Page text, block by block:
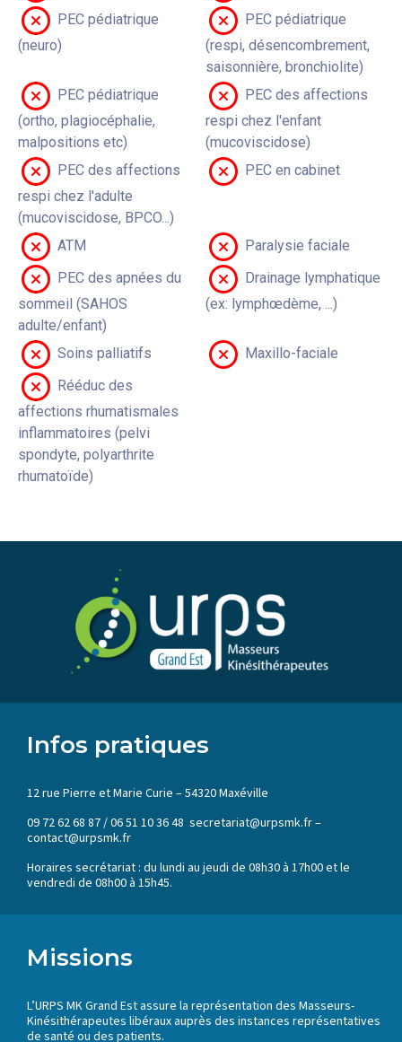
PEC pédiatrique
(neuro)
PEC pédiatrique
(respi, désencombrement,
saisonnière, bronchiolite)
PEC pédiatrique
(ortho, plagiocéphalie,
malpositions etc)
PEC des affections
respi chez l'enfant
(mucoviscidose)
PEC des affections
respi chez l'adulte
(mucoviscidose, BPCO...)
PEC en cabinet
ATM
Paralysie faciale
PEC des apnées du
sommeil (SAHOS
adulte/enfant)
Drainage lymphatique
(ex: lymphœdème, ...)
Soins palliatifs
Maxillo-faciale
Rééduc des
affections rhumatismales
inflammatoires (pelvi
spondyte, polyarthrite
rhumatoïde)
Infos pratiques
12 rue Pierre et Marie Curie – 54320 Maxéville
09 72 62 68 87 / 06 51 10 36 48 secretariat@urpsmk.fr –
contact@urpsmk.fr
Horaires secrétariat : du lundi au jeudi de 08h30 à 17h00 et le
vendredi de 08h00 à 15h45.
Missions
L’URPS MK Grand Est assure la représentation des Masseurs-
Kinésithérapeutes libéraux auprès des instances représentatives
de santé ou des patients.